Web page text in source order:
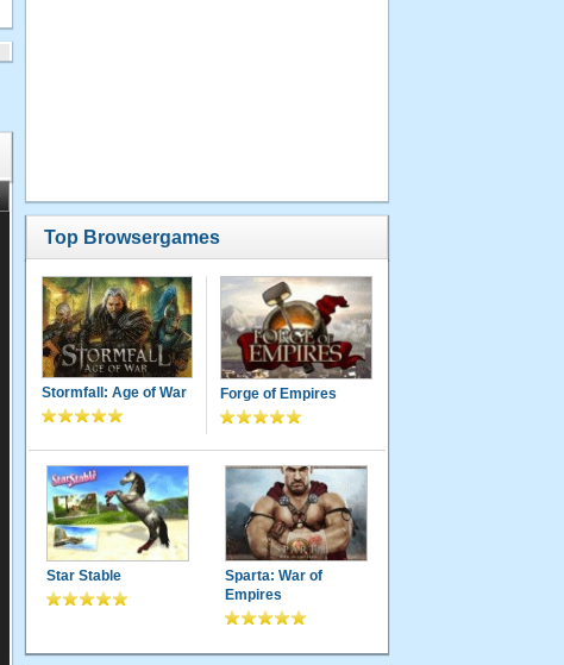
Top Browsergames
Stormfall: Age of War Forge of Empires
Star Stable
Sparta: War of
Empires